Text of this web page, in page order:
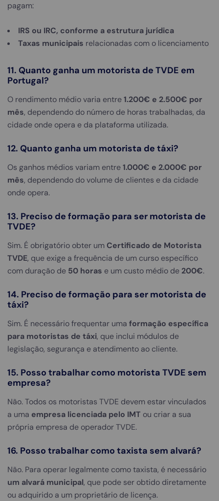
pagam:
IRS ou IRC, conforme a estrutura jurídica
Taxas municipais relacionadas com o licenciamento
11. Quanto ganha um motorista de TVDE em
Portugal?
O rendimento médio varia entre1.200€ e 2.500€ por
mês, dependendo do número de horas trabalhadas, da
cidade onde opera e da plataforma utilizada.
12. Quanto ganha um motorista de táxi?
Os ganhos médios variam entre1.000€ e 2.000€ por
mês, dependendo do volume de clientes e da cidade
onde opera.
13. Preciso de formação para ser motorista de
TVDE?
Sim. É obrigatório obter um Certificado de Motorista
TVDE, que exige a frequência de um curso específico
com duração de 50 horas e um custo médio de 200€.
14. Preciso de formação para ser motorista de
táxi?
Sim. É necessário frequentar uma formação específica
para motoristas de táxi, que inclui módulos de
legislação, segurança e atendimento ao cliente.
15. Posso trabalhar como motorista TVDE sem
empresa?
Não. Todos os motoristas TVDE devem estar vinculados
a uma empresa licenciada pelo IMT ou criar a sua
própria empresa de operador TVDE.
16. Posso trabalhar como taxista sem alvará?
Não. Para operar legalmente como taxista, é necessário
um alvará municipal, que pode ser obtido diretamente
ou adquirido a um proprietário de licença.